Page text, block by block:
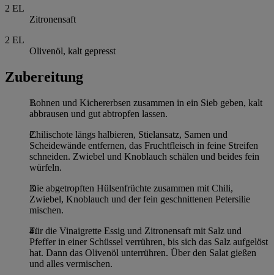
2 EL
Zitronensaft
2 EL
Olivenöl, kalt gepresst
Zubereitung
Bohnen und Kichererbsen zusammen in ein Sieb geben, kalt
abbrausen und gut abtropfen lassen.
Chilischote längs halbieren, Stielansatz, Samen und
Scheidewände entfernen, das Fruchtfleisch in feine Streifen
schneiden. Zwiebel und Knoblauch schälen und beides fein
würfeln.
Die abgetropften Hülsenfrüchte zusammen mit Chili,
Zwiebel, Knoblauch und der fein geschnittenen Petersilie
mischen.
Für die Vinaigrette Essig und Zitronensaft mit Salz und
Pfeffer in einer Schüssel verrühren, bis sich das Salz aufgelöst
hat. Dann das Olivenöl unterrühren. Über den Salat gießen
und alles vermischen.